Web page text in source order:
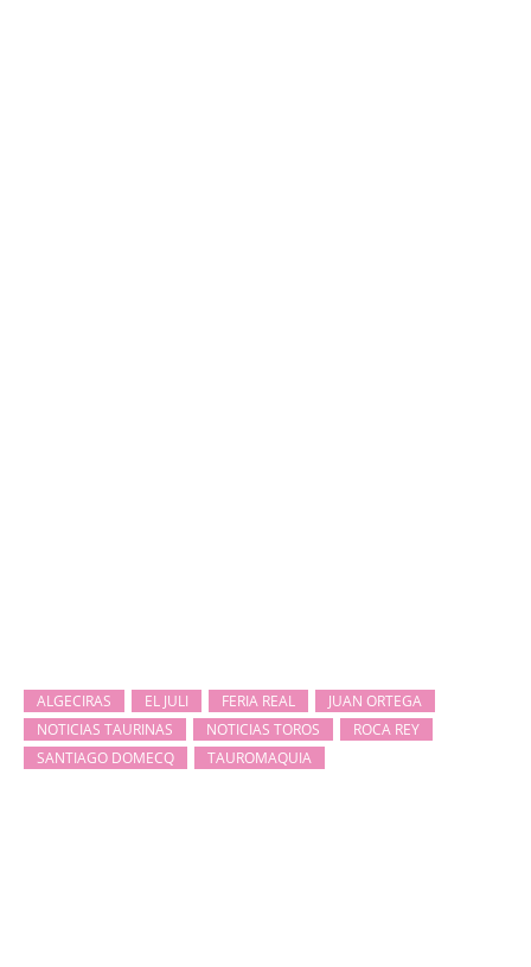
ALGECIRAS EL JULI FERIA REAL
JUAN ORTEGA
NOTICIAS TAURINAS
NOTICIAS TOROS
ROCA REY
SANTIAGO DOMECQ
TAUROMAQUIA